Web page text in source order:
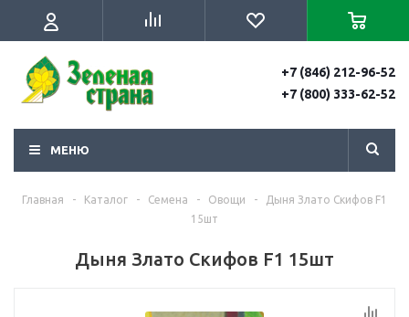
+7 (846) 212-96-52
+7 (800) 333-62-52
МЕНЮ
Главная - Каталог - Семена - Овощи -
Дыня Злато Скифов F1
15шт
Дыня Злато Скифов F1 15шт